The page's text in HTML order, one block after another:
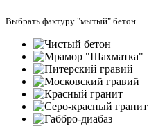
Выбрать фактуру "мытый" бетон